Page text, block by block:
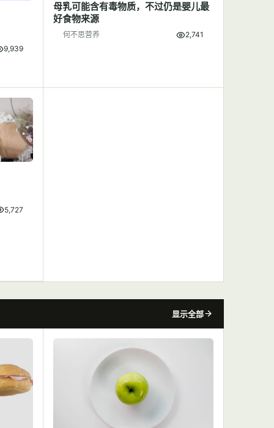
9,939
母乳可能含有毒物质，不过仍是婴儿最
好食物来源
何不思营养 2,741
5,727
显示全部